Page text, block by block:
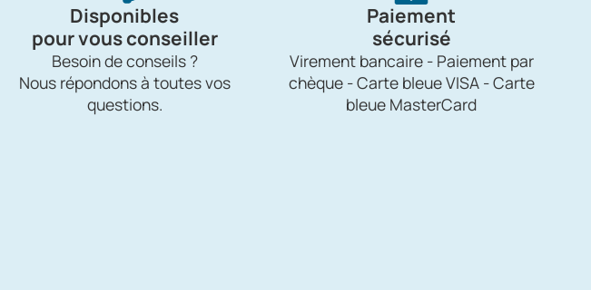
Disponibles
pour vous conseiller
Besoin de conseils ?
Nous répondons à toutes vos
questions.
Paiement
sécurisé
Virement bancaire - Paiement par
chèque - Carte bleue VISA - Carte
bleue MasterCard